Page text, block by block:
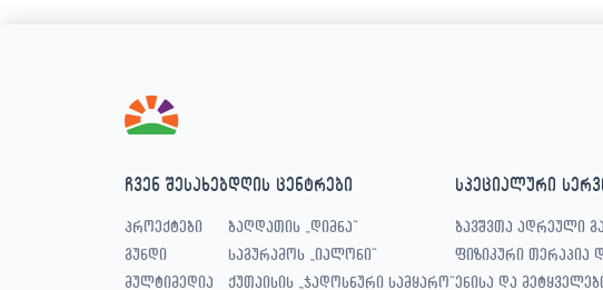
ჩვენ შესახებ
პროექტები
გუნდი
მულტიმედია
დღის ცენტრები
ბაღდათის „დიმნა“
საგურამოს „იალონი“
ქუთაისის „ჯადოსნური სამყარო“
სპეციალური
ბავშვთა ადრეული
ფიზიკური თერაპია
ენისა და